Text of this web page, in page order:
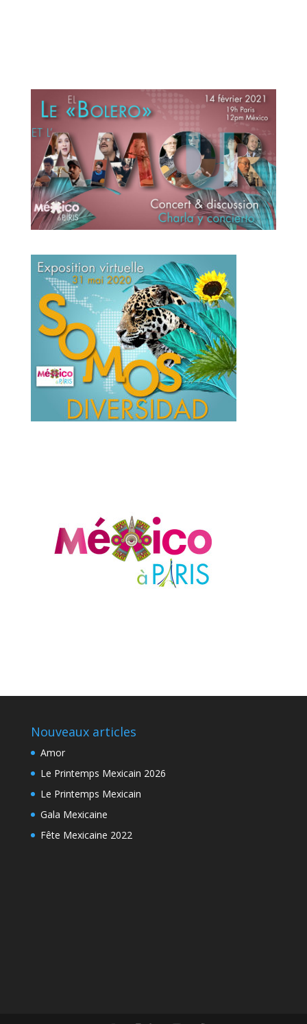
Nouveaux articles
Amor
Le Printemps Mexicain 2026
Le Printemps Mexicain
Gala Mexicaine
Fête Mexicaine 2022